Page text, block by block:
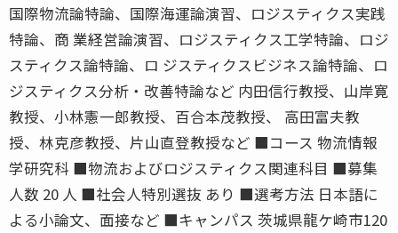
国際物流論特論、国際海運論演習、ロジスティクス実践
特論、商 業経営論演習、ロジスティクス工学特論、ロジ
スティクス論特論、ロ ジスティクスビジネス論特論、ロ
ジスティクス分析・改善特論など 内田信行教授、山岸寛
教授、小林憲一郎教授、百合本茂教授、 高田富夫教
授、林克彦教授、片山直登教授など ■コース 物流情報
学研究科 ■物流およびロジスティクス関連科目 ■募集
人数 20 人 ■社会人特別選抜 あり ■選考方法 日本語に
よる小論文、面接など ■キャンパス 茨城県龍ケ崎市120